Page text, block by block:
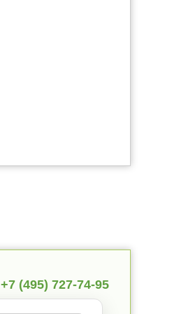
+7 (495) 727-74-95